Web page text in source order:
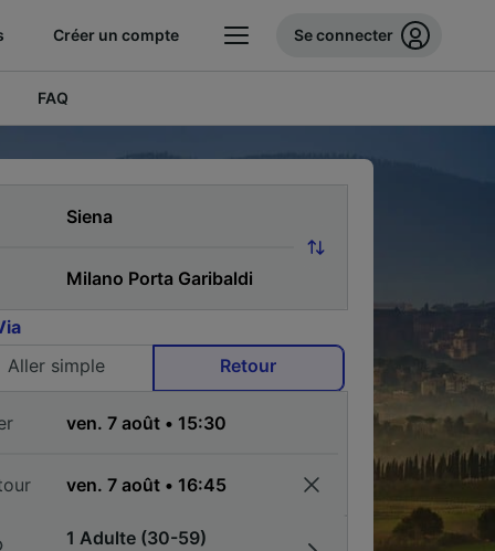
Créer un compte Se connecter
FAQ
Aller simple
Retour
1 Adulte (30-59)